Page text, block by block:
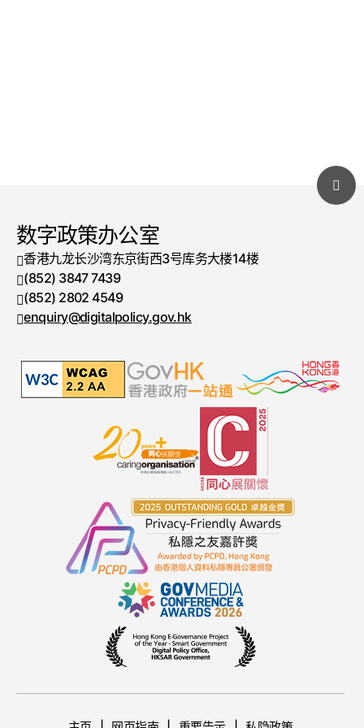
数字政策办公室
香港九龙长沙湾东京街西3号库务大楼14楼
电话号码
(852) 3847 7439
传真号码
(852) 2802 4549
enquiry@digitalpolicy.gov.hk